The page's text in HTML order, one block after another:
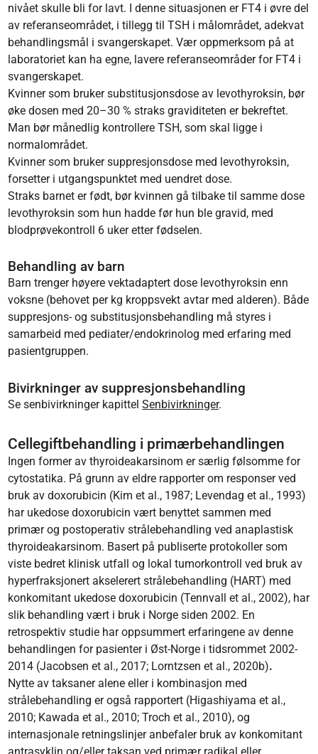
nivået skulle bli for lavt. I denne situasjonen er FT4 i øvre del
av referanseområdet, i tillegg til TSH i målområdet, adekvat
behandlingsmål i svangerskapet. Vær oppmerksom på at
laboratoriet kan ha egne, lavere referanseområder for FT4 i
svangerskapet.
Kvinner som bruker substitusjonsdose av levothyroksin, bør
øke dosen med 20–30 % straks graviditeten er bekreftet.
Man bør månedlig kontrollere TSH, som skal ligge i
normalområdet.
Kvinner som bruker suppresjonsdose med levothyroksin,
forsetter i utgangspunktet med uendret dose.
Straks barnet er født, bør kvinnen gå tilbake til samme dose
levothyroksin som hun hadde før hun ble gravid, med
blodprøvekontroll 6 uker etter fødselen.
Behandling av barn
Barn trenger høyere vektadaptert dose levothyroksin enn
voksne (behovet per kg kroppsvekt avtar med alderen). Både
suppresjons- og substitusjonsbehandling må styres i
samarbeid med pediater/endokrinolog med erfaring med
pasientgruppen.
Bivirkninger av suppresjonsbehandling
Se senbivirkninger kapittelSenbivirkninger.
Cellegiftbehandling i primærbehandlingen
Ingen former av thyroideakarsinom er særlig følsomme for
cytostatika. På grunn av eldre rapporter om responser ved
bruk av doxorubicin (Kim et al., 1987; Levendag et al., 1993)
har ukedose doxorubicin vært benyttet sammen med
primær og postoperativ strålebehandling ved anaplastisk
thyroideakarsinom. Basert på publiserte protokoller som
viste bedret klinisk utfall og lokal tumorkontroll ved bruk av
hyperfraksjonert akselerert strålebehandling (HART) med
konkomitant ukedose doxorubicin (Tennvall et al., 2002), har
slik behandling vært i bruk i Norge siden 2002. En
retrospektiv studie har oppsummert erfaringene av denne
behandlingen for pasienter i Øst-Norge i tidsrommet 2002-
2014 (Jacobsen et al., 2017; Lorntzsen et al., 2020b).
Nytte av taksaner alene eller i kombinasjon med
strålebehandling er også rapportert (Higashiyama et al.,
2010; Kawada et al., 2010; Troch et al., 2010), og
internasjonale retningslinjer anbefaler bruk av konkomitant